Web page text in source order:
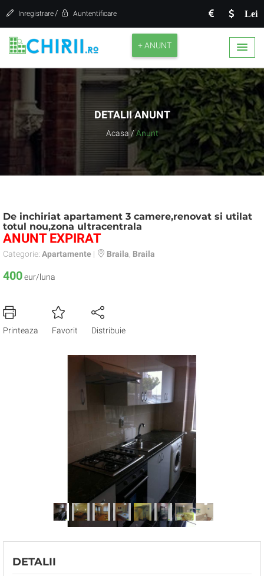
Lei
Inregistrare / Auntentificare
+ ANUNT
DETALII ANUNT
Acasa / Anunt
De inchiriat apartament 3 camere,renovat si utilat
totul nou,zona ultracentrala
ANUNT EXPIRAT
Categorie: Apartamente | Braila Braila
400eur/luna
Printeaza Favorit Distribuie
DETALII